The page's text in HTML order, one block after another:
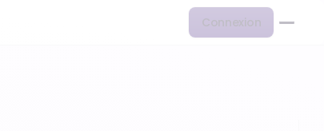
Connexion